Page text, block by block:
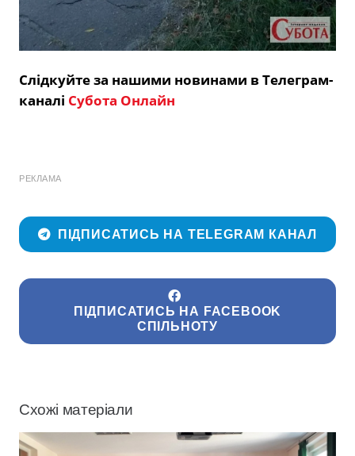
Слідкуйте за нашими новинами в Телеграм-
каналі Субота Онлайн
РЕКЛАМА
ПІДПИСАТИСЬ НА TELEGRAM КАНАЛ
ПІДПИСАТИСЬ НА FACEBOOK
СПІЛЬНОТУ
Схожі матеріали